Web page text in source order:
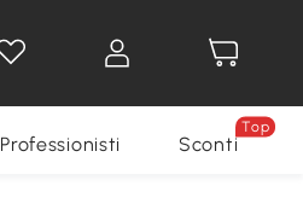
Professionisti Sconti
Top